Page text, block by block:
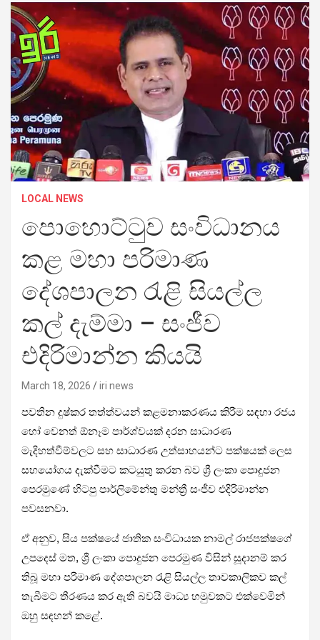
LOCAL NEWS
පොහොට්ටුව සංවිධානය
කළ මහා පරිමාණ
දේශපාලන රැළි සියල්ල
කල් දැම්මා – සංජීව
එදිරිමාන්න කියයි
March 18, 2026 iri news
පවතින දුෂ්කර තත්ත්වයන් කළමනාකරණය කිරීම සඳහා රජය
හෝ වෙනත් ඕනෑම පාර්ශ්වයක් දරන සාධාරණ
මැදිහත්වීම්වලට සහ සාධාරණ උත්සාහයන්ට පක්ෂයක් ලෙස
සහයෝගය දැක්වීමට කටයුතු කරන බව ශ්‍රී ලංකා පොදුජන
පෙරමුණේ හිටපු පාර්ලිමේන්තු මන්ත්‍රී සංජීව එදිරිමාන්න
පවසනවා.
ඒ අනුව, සිය පක්ෂයේ ජාතික සංවිධායක නාමල් රාජපක්ෂගේ
උපදෙස් මත, ශ්‍රී ලංකා පොදුජන පෙරමුණ විසින් සූදානම් කර
තිබූ මහා පරිමාණ දේශපාලන රැළි සියල්ල තාවකාලිකව කල්
තැබීමට තීරණය කර ඇති බවයි මාධ්‍ය හමුවකට එක්වෙමින්
ඔහු සඳහන් කළේ.